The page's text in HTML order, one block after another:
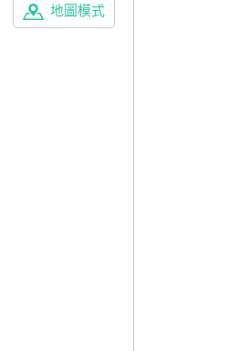
地圖模式